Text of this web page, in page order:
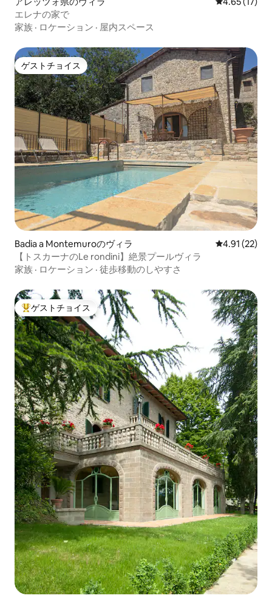
エレナの家で
家族 · ロケーション · 屋内スペース
ゲストチョイス
ゲストチョイス
Badia a Montemuroのヴィラ レビュー22
4.91 (22)
【トスカーナのLe rondini】絶景プールヴィラ
家族 · ロケーション · 徒歩移動のしやすさ
大好評のゲストチョイスです。
ゲストチョイス